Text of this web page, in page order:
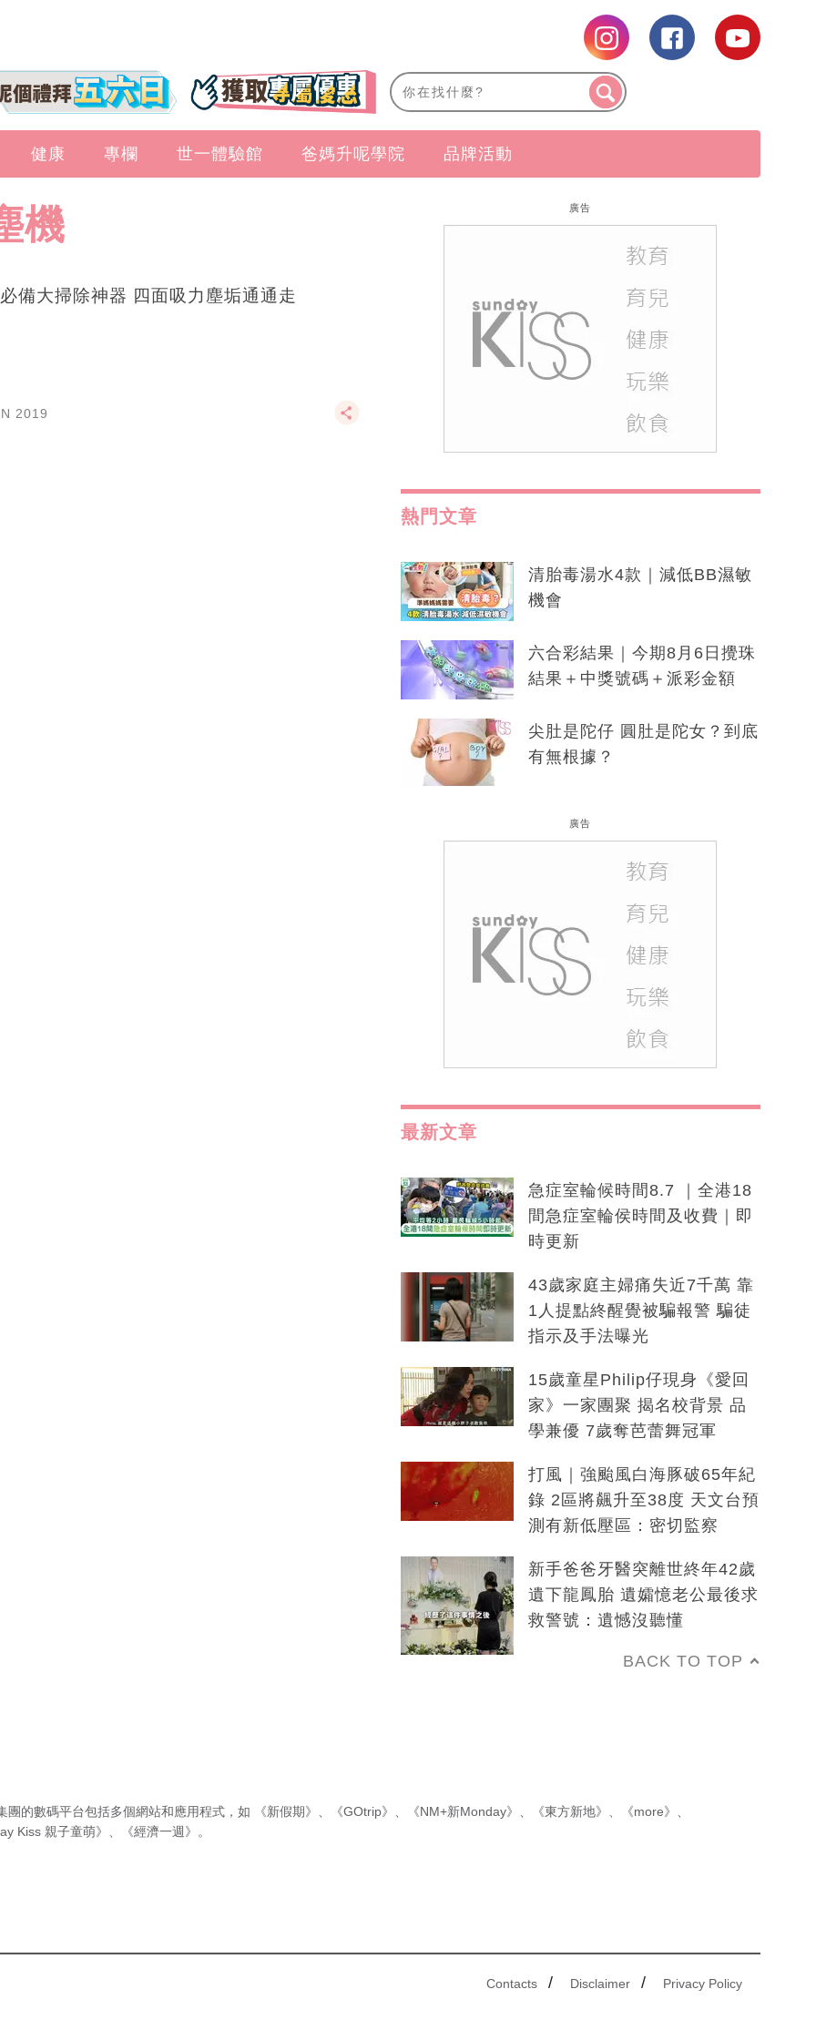
健康 專欄 世一體驗館 爸媽升呢學院 品牌活動
機
備大掃除神器 四面吸力塵垢通通走
2019
廣告
熱門文章
清胎毒湯水4款｜減低BB濕敏
機會
六合彩結果｜今期8月6日攪珠
結果＋中獎號碼＋派彩金額
尖肚是陀仔 圓肚是陀女？到底
有無根據？
廣告
最新文章
急症室輪候時間8.7 ｜全港18
間急症室輪侯時間及收費｜即
時更新
43歲家庭主婦痛失近7千萬 靠
1人提點終醒覺被騙報警 騙徒
指示及手法曝光
15歲童星Philip仔現身《愛回
家》一家團聚 揭名校背景 品
學兼優 7歲奪芭蕾舞冠軍
打風｜強颱風白海豚破65年紀
錄 2區將飆升至38度 天文台預
測有新低壓區：密切監察
新手爸爸牙醫突離世終年42歲
遺下龍鳳胎 遺孀憶老公最後求
救警號：遺憾沒聽懂
BACK TO TOP
團的數碼平台包括多個網站和應用程式，如 《新假期》 《GOtrip》 《NM+新Monday》 《東方新地》 《more》
Kiss 親子童萌》
《經濟一週》 。
Contacts / Disclaimer / Privacy Policy